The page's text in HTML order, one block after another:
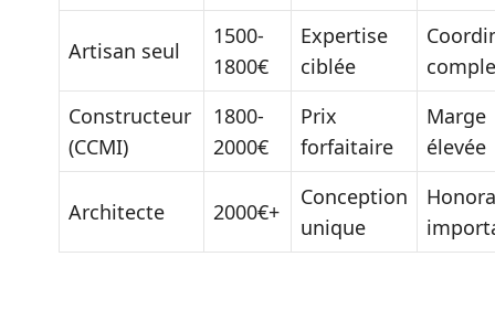
Artisan seul
1500-
1800€
Expertise
ciblée
Constructeur
(CCMI)
1800-
2000€
Prix
forfaitaire
Marge
élevée
Architecte 2000€+
Conception
unique